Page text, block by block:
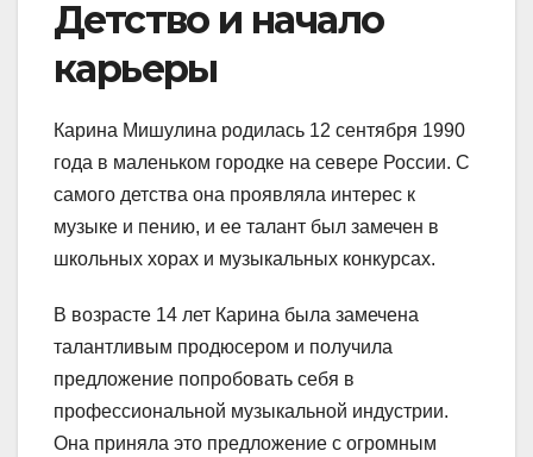
Детство и начало
карьеры
Карина Мишулина родилась 12 сентября 1990
года в маленьком городке на севере России. С
самого детства она проявляла интерес к
музыке и пению, и ее талант был замечен в
школьных хорах и музыкальных конкурсах.
В возрасте 14 лет Карина была замечена
талантливым продюсером и получила
предложение попробовать себя в
профессиональной музыкальной индустрии.
Она приняла это предложение с огромным